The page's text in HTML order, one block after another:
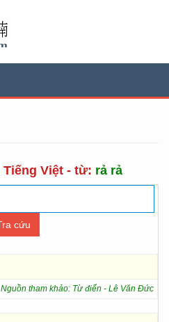
Việt - từ: rả rả
Nguồn tham khảo: Từ điển - Lê Văn Đức